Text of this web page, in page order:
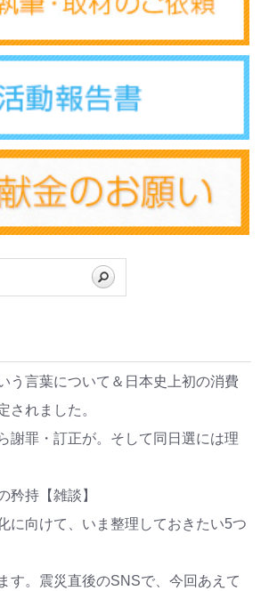
う言葉について＆日本史上初の消費
されました。
謝罪・訂正が。そして同日選には理
矜持【雑談】
に向けて、いま整理しておきたい5つ
す。震災直後のSNSで、今回あえて